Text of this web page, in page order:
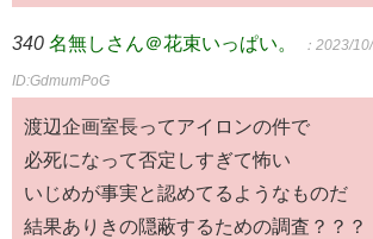
340 名無しさん＠花束いっぱい。 ：2023/
ID:GdmumPoG
渡辺企画室長ってアイロンの件で
必死になって否定しすぎて怖い
いじめが事実と認めてるようなものだ
結果ありきの隠蔽するための調査？？？